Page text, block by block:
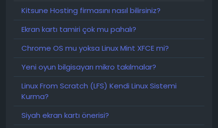
Kitsune Hosting firmasını nasıl bilirsiniz?
Ekran kartı tamiri çok mu pahalı?
Chrome OS mu yoksa Linux Mint XFCE mi?
Yeni oyun bilgisayarı mikro takılmalar?
Linux From Scratch (LFS) Kendi Linux Sistemi
Kurma?
Siyah ekran kartı önerisi?